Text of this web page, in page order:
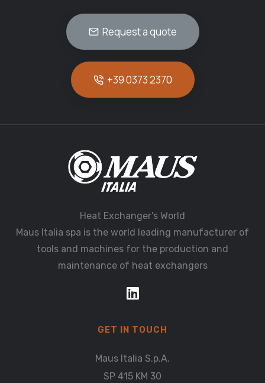
Request a quote
+39 0373 2370
Heat Exchanger's World
Maus Italia spa is the world leading manufacturer of
tools and machines for the production and
maintenance of heat exchangers
GET IN TOUCH
Maus Italia S.p.A.
SP 415 KM 30